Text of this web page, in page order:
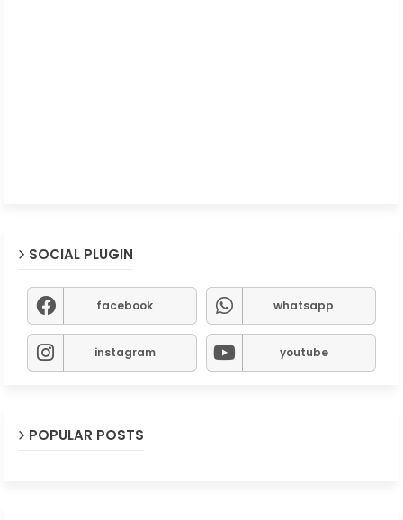
SOCIAL PLUGIN
facebook whatsapp
instagram youtube
POPULAR POSTS